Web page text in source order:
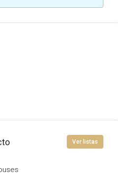
Ver listas